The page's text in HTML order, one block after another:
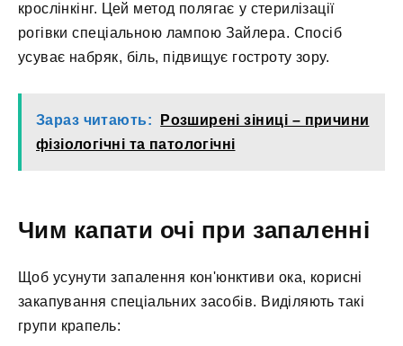
крослінкінг. Цей метод полягає у стерилізації
рогівки спеціальною лампою Зайлера. Спосіб
усуває набряк, біль, підвищує гостроту зору.
Зараз читають:
Розширені зіниці – причини
фізіологічні та патологічні
Чим капати очі при запаленні
Щоб усунути запалення кон'юнктиви ока, корисні
закапування спеціальних засобів. Виділяють такі
групи крапель: